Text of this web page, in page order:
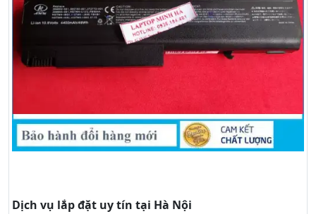
Dịch vụ lắp đặt uy tín tại Hà Nội